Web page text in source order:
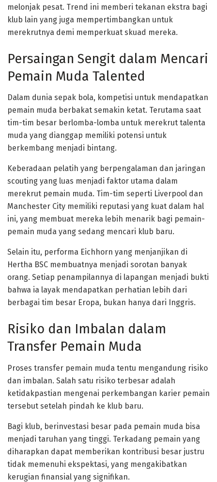
melonjak pesat. Trend ini memberi tekanan ekstra bagi
klub lain yang juga mempertimbangkan untuk
merekrutnya demi memperkuat skuad mereka.
Persaingan Sengit dalam Mencari
Pemain Muda Talented
Dalam dunia sepak bola, kompetisi untuk mendapatkan
pemain muda berbakat semakin ketat. Terutama saat
tim-tim besar berlomba-lomba untuk merekrut talenta
muda yang dianggap memiliki potensi untuk
berkembang menjadi bintang.
Keberadaan pelatih yang berpengalaman dan jaringan
scouting yang luas menjadi faktor utama dalam
merekrut pemain muda. Tim-tim seperti Liverpool dan
Manchester City memiliki reputasi yang kuat dalam hal
ini, yang membuat mereka lebih menarik bagi pemain-
pemain muda yang sedang mencari klub baru.
Selain itu, performa Eichhorn yang menjanjikan di
Hertha BSC membuatnya menjadi sorotan banyak
orang. Setiap penampilannya di lapangan menjadi bukti
bahwa ia layak mendapatkan perhatian lebih dari
berbagai tim besar Eropa, bukan hanya dari Inggris.
Risiko dan Imbalan dalam
Transfer Pemain Muda
Proses transfer pemain muda tentu mengandung risiko
dan imbalan. Salah satu risiko terbesar adalah
ketidakpastian mengenai perkembangan karier pemain
tersebut setelah pindah ke klub baru.
Bagi klub, berinvestasi besar pada pemain muda bisa
menjadi taruhan yang tinggi. Terkadang pemain yang
diharapkan dapat memberikan kontribusi besar justru
tidak memenuhi ekspektasi, yang mengakibatkan
kerugian finansial yang signifikan.